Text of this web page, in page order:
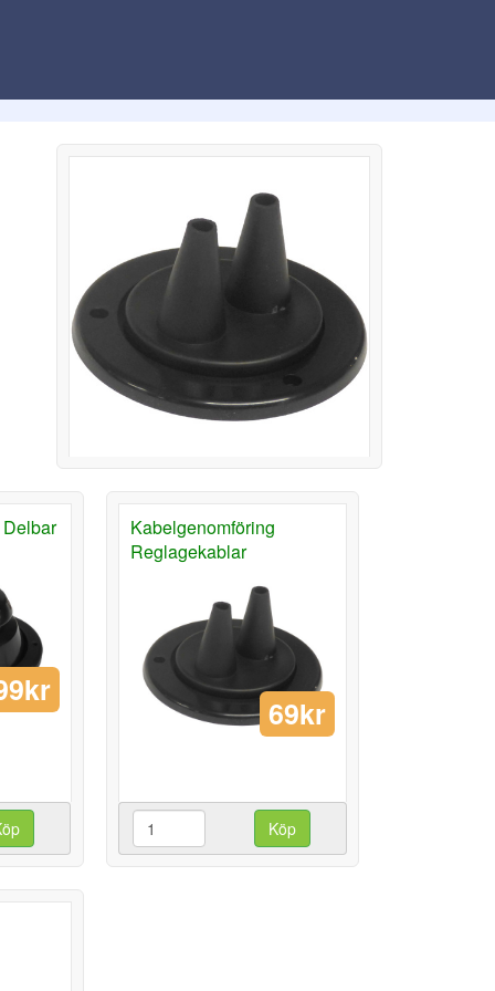
Kabelgenomföring
Reglagekablar
69kr
Köp